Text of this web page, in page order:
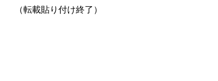
（転載貼り付け終了）